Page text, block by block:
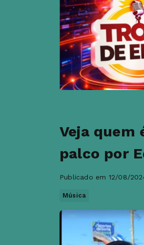
Veja quem
palco por
Publicado em 12/08/
Música